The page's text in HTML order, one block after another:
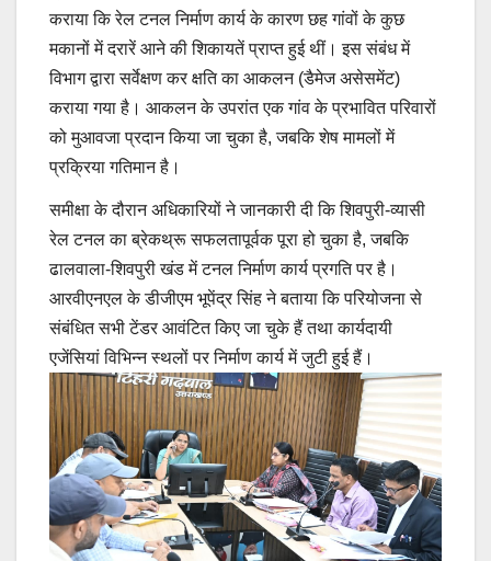
कराया कि रेल टनल निर्माण कार्य के कारण छह गांवों के कुछ
मकानों में दरारें आने की शिकायतें प्राप्त हुई थीं। इस संबंध में
विभाग द्वारा सर्वेक्षण कर क्षति का आकलन (डैमेज असेसमेंट)
कराया गया है। आकलन के उपरांत एक गांव के प्रभावित परिवारों
को मुआवजा प्रदान किया जा चुका है, जबकि शेष मामलों में
प्रक्रिया गतिमान है।
समीक्षा के दौरान अधिकारियों ने जानकारी दी कि शिवपुरी-व्यासी
रेल टनल का ब्रेकथ्रू सफलतापूर्वक पूरा हो चुका है, जबकि
ढालवाला-शिवपुरी खंड में टनल निर्माण कार्य प्रगति पर है।
आरवीएनएल के डीजीएम भूपेंद्र सिंह ने बताया कि परियोजना से
संबंधित सभी टेंडर आवंटित किए जा चुके हैं तथा कार्यदायी
एजेंसियां विभिन्न स्थलों पर निर्माण कार्य में जुटी हुई हैं।